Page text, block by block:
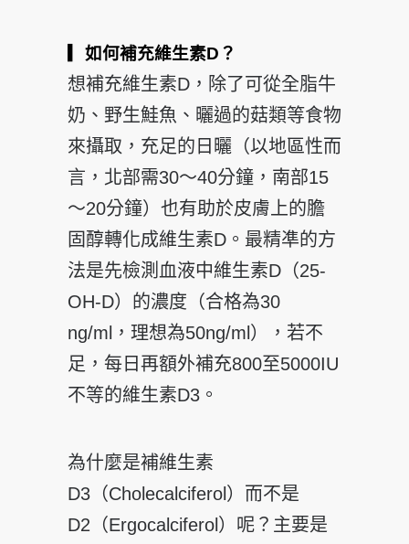
▎如何補充維生素D？
想補充維生素D，除了可從全脂牛
奶、野生鮭魚、曬過的菇類等食物
來攝取，充足的日曬（以地區性而
言，北部需30～40分鐘，南部15
～20分鐘）也有助於皮膚上的膽
固醇轉化成維生素D。最精凖的方
法是先檢測血液中維生素D（25-
OH-D）的濃度（合格為30
ng/ml，理想為50ng/ml），若不
足，每日再額外補充800至5000IU
不等的維生素D3。
為什麼是補維生素
D3（Cholecalciferol）而不是
D2（Ergocalciferol）呢？主要是